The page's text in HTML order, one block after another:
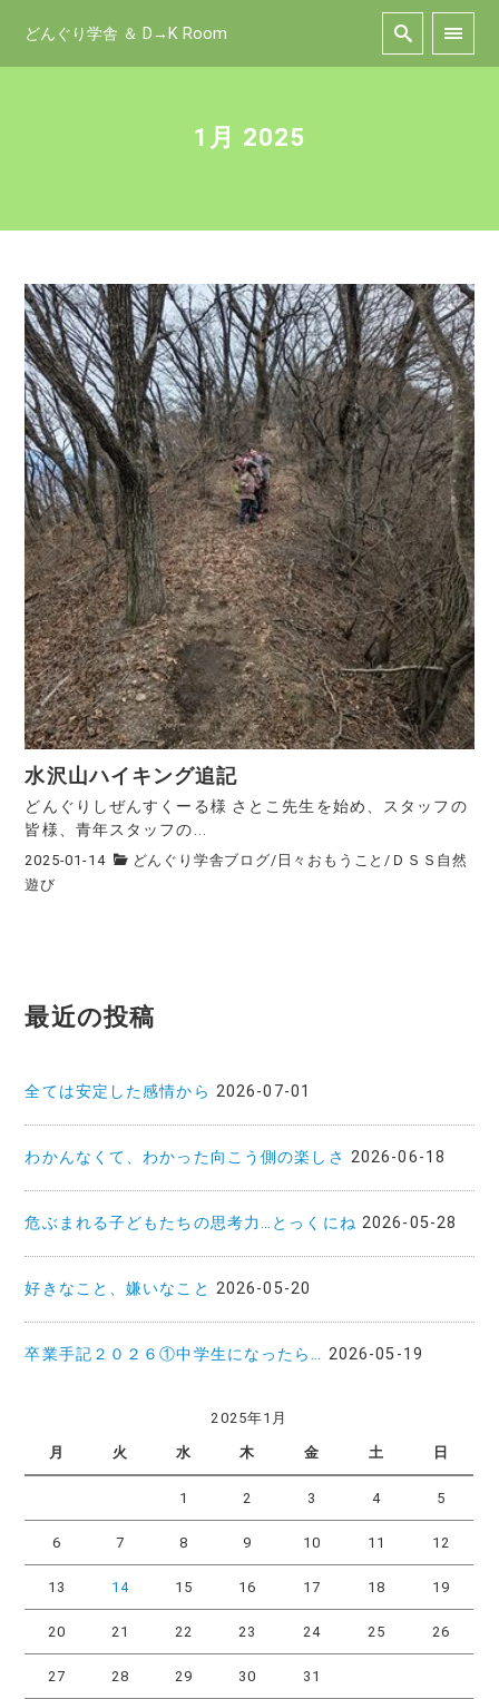
どんぐり学舎 ＆ D→K Room
1月 2025
水沢山ハイキング追記
どんぐりしぜんすくーる様 さとこ先生を始め、スタッフの
皆様、青年スタッフの...
2025-01-14 どんぐり学舎ブログ/ 日々おもうこと/ ＤＳＳ自然
遊び
最近の投稿
全ては安定した感情から 2026-07-01
わかんなくて、わかった向こう側の楽しさ 2026-06-18
危ぶまれる子どもたちの思考力…とっくにね 2026-05-28
好きなこと、嫌いなこと 2026-05-20
卒業手記２０２６①中学生になったら… 2026-05-19
2025年1月
月 火 水 木 金 土 日
1 2 3 4 5
6 7 8 9 10 11 12
13 14 15 16 17 18 19
20 21 22 23 24 25 26
27 28 29 30 31